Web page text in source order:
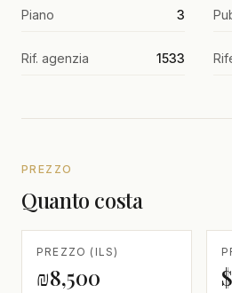
Piano 3
Rif. agenzia 1533
PREZZO
Quanto costa
PREZZO (ILS)
₪8,500